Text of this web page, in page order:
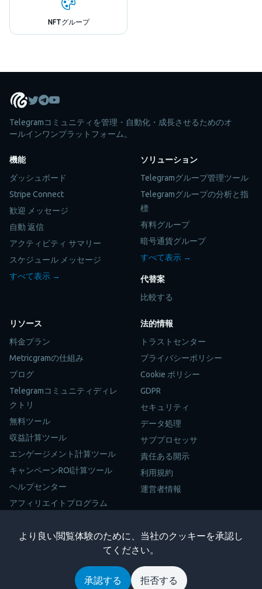
NFTグループ
より良い閲覧体験のために、当社のクッキーを承認し
てください。
承認する 拒否する
Telegramコミュニティを管理・自動化・成長させるためのオ
ールインワンプラットフォーム。
機能
ダッシュボード
Stripe Connect
歓迎 メッセージ
自動 返信
アクティビティ サマリー
スケジュール メッセージ
すべて表示 →
ソリューション
Telegramグループ管理ツール
Telegramグループの分析と指
標
有料グループ
暗号通貨グループ
すべて表示 →
代替案
比較する
リソース
料金プラン
Metricgramの仕組み
ブログ
Telegramコミュニティディレ
クトリ
無料ツール
収益計算ツール
エンゲージメント計算ツール
キャンペーンROI計算ツール
ヘルプセンター
アフィリエイトプログラム
Trustpilot
法的情報
トラストセンター
プライバシーポリシー
Cookie ポリシー
GDPR
セキュリティ
データ処理
サブプロセッサ
責任ある開示
利用規約
運営者情報
Copyright © 2026 Metricgram. 全著作権所有。